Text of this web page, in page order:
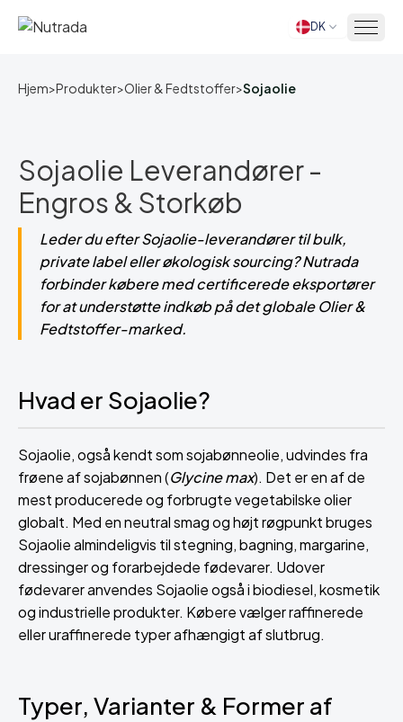
Hjem DK
Hjem>Produkter>Olier & Fedtstoffer>Sojaolie
Sojaolie Leverandører -
Engros & Storkøb
Leder du efter Sojaolie-leverandører til bulk,
private label eller økologisk sourcing? Nutrada
forbinder købere med certificerede eksportører
for at understøtte indkøb på det globale Olier &
Fedtstoffer-marked.
Hvad er Sojaolie?
Sojaolie, også kendt som sojabønneolie, udvindes fra
frøene af sojabønnen (Glycine max). Det er en af de
mest producerede og forbrugte vegetabilske olier
globalt. Med en neutral smag og højt røgpunkt bruges
Sojaolie almindeligvis til stegning, bagning, margarine,
dressinger og forarbejdede fødevarer. Udover
fødevarer anvendes Sojaolie også i biodiesel, kosmetik
og industrielle produkter. Købere vælger raffinerede
eller uraffinerede typer afhængigt af slutbrug.
Typer, Varianter & Former af